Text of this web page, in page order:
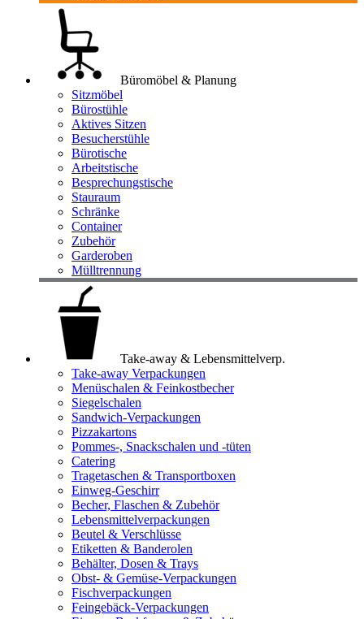
Büromöbel & Planung
Sitzmöbel
Bürostühle
Aktives Sitzen
Besucherstühle
Bürotische
Arbeitstische
Besprechungstische
Stauraum
Schränke
Container
Zubehör
Garderoben
Mülltrennung
Take-away & Lebensmittelverp.
Take-away Verpackungen
Menüschalen & Feinkostbecher
Siegelschalen
Sandwich-Verpackungen
Pizzakartons
Pommes-, Snackschalen und -tüten
Catering
Tragetaschen & Transportboxen
Einweg-Geschirr
Becher, Flaschen & Zubehör
Lebensmittelverpackungen
Beutel & Verschlüsse
Etiketten & Banderolen
Behälter, Dosen & Trays
Obst- & Gemüse-Verpackungen
Fischverpackungen
Feingebäck-Verpackungen